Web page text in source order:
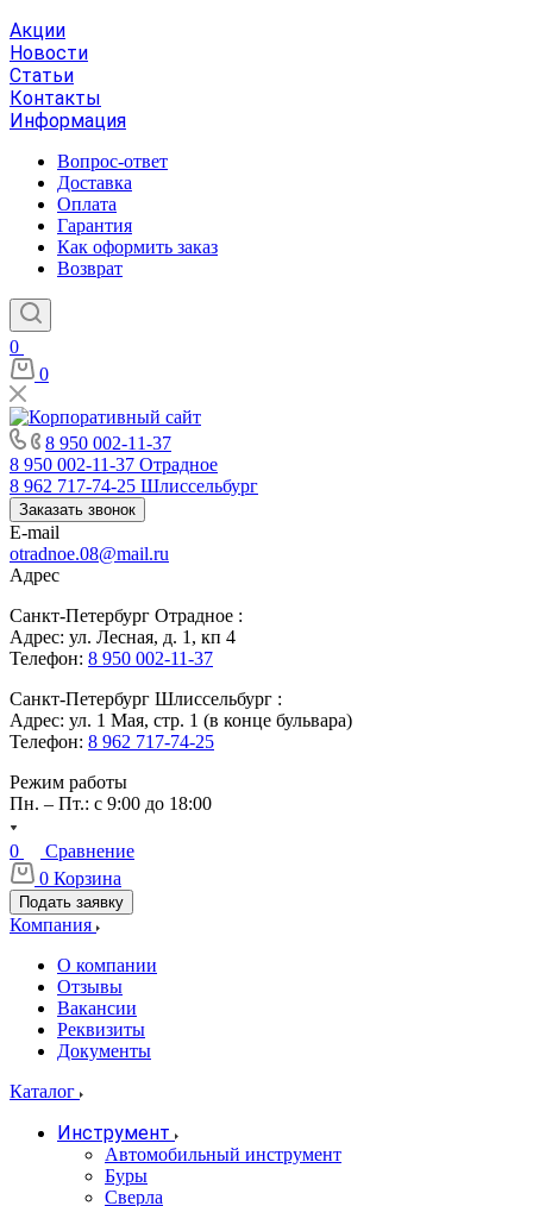
Акции
Новости
Статьи
Контакты
Информация
Вопрос-ответ
Доставка
Оплата
Гарантия
Как оформить заказ
Возврат
0
0
8 950 002-11-37
8 950 002-11-37 Отрадное
8 962 717-74-25 Шлиссельбург
Заказать звонок
E-mail
otradnoe.08@mail.ru
Адрес
Санкт-Петербург Отрадное :
Адрес: ул. Лесная, д. 1, кп 4
Телефон: 8 950 002-11-37
Санкт-Петербург Шлиссельбург :
Адрес: ул. 1 Мая, стр. 1 (в конце бульвара)
Телефон: 8 962 717-74-25
Режим работы
Пн. – Пт.: с 9:00 до 18:00
0
Сравнение
0 Корзина
Подать заявку
Компания
О компании
Отзывы
Вакансии
Реквизиты
Документы
Каталог
Инструмент
Автомобильный инструмент
Буры
Сверла